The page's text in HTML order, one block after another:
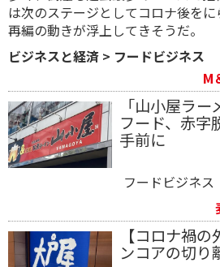
は次のステージとしてコロナ後を
再編の動きが浮上してきそうだ。
ビジネスと経済 > フードビジネス
M
「山小屋ラ
フード、赤字
手前に
フードビジネス
【コロナ禍
ンコアの切り